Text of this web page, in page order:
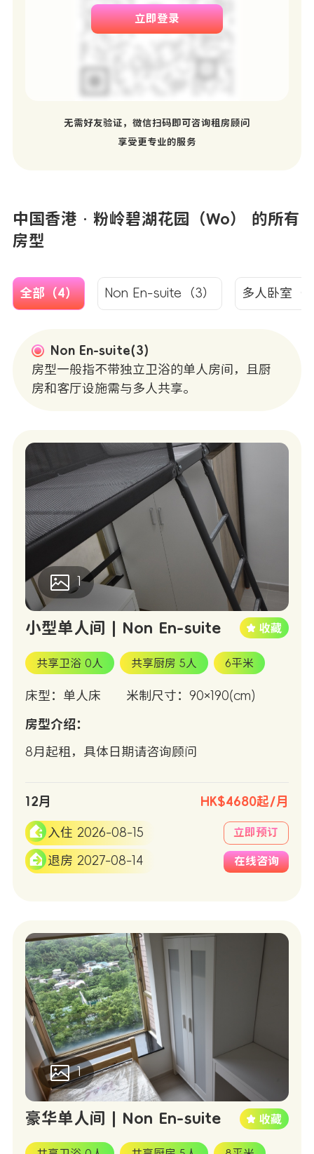
立即登录
无需好友验证，微信扫码即可咨询租房顾问
享受更专业的服务
中国香港 · 粉岭碧湖花园（Wo） 的所有
房型
全部（4） Non En-suite（3） 多人卧室（1
Non En-suite(3)
房型一般指不带独立卫浴的单人房间，且厨
房和客厅设施需与多人共享。
1
小型单人间 | Non En-suite
共享卫浴 0人 共享厨房 5人 6平米
床型：单人床 米制尺寸：90×190(cm)
房型介绍：
8月起租，具体日期请咨询顾问
12月 HK$4680起/月
入住 2026-08-15
退房 2027-08-14
立即预订
在线咨询
1
豪华单人间 | Non En-suite